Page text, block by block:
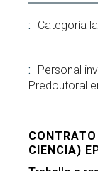
Categoría
Personal
Predoutoral
CIENCIA)